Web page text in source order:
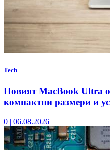
Tech
Новият MacBook Ultra
компактни размери и
0 | 06.08.2026